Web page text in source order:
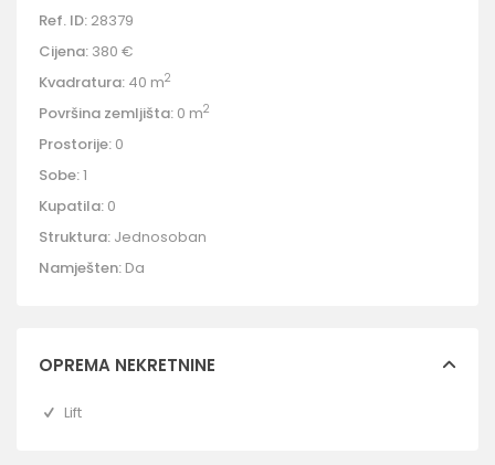
Ref. ID: 28379
Cijena: 380 €
Kvadratura: 40 m2
Površina zemljišta: 0 m2
Prostorije: 0
Sobe:1
Kupatila: 0
Struktura: Jednosoban
Namješten: Da
OPREMA NEKRETNINE
Lift